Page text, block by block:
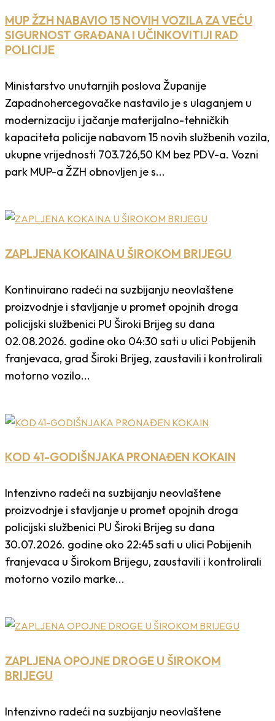
MUP ŽZH NABAVIO 15 NOVIH VOZILA ZA VEĆU
SIGURNOST GRAĐANA I UČINKOVITIJI RAD
POLICIJE
Ministarstvo unutarnjih poslova Županije
Zapadnohercegovačke nastavilo je s ulaganjem u
modernizaciju i jačanje materijalno-tehničkih
kapaciteta policije nabavom 15 novih službenih vozila,
ukupne vrijednosti 703.726,50 KM bez PDV-a. Vozni
park MUP-a ŽZH obnovljen je s...
ZAPLJENA KOKAINA U ŠIROKOM BRIJEGU
Kontinuirano radeći na suzbijanju neovlaštene
proizvodnje i stavljanje u promet opojnih droga
policijski službenici PU Široki Brijeg su dana
02.08.2026. godine oko 04:30 sati u ulici Pobijenih
franjevaca, grad Široki Brijeg, zaustavili i kontrolirali
motorno vozilo...
KOD 41-GODIŠNJAKA PRONAĐEN KOKAIN
Intenzivno radeći na suzbijanju neovlaštene
proizvodnje i stavljanje u promet opojnih droga
policijski službenici PU Široki Brijeg su dana
30.07.2026. godine oko 22:45 sati u ulici Pobijenih
franjevaca u Širokom Brijegu, zaustavili i kontrolirali
motorno vozilo marke...
ZAPLJENA OPOJNE DROGE U ŠIROKOM
BRIJEGU
Intenzivno radeći na suzbijanju neovlaštene